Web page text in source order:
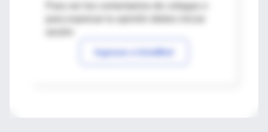
Para ver los comentarios de colegas o
Ingresar a IntraMed